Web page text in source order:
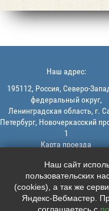
Наш адрес:
195112, Россия, Северо-
федеральный округ,
Ленинградская область, г.
Петербург, Новочеркасский
1
Карта проезда
Мы в соцсетях:
   
Наш сайт
пользовательских
(cookies), а так же
Яндекс-Вебмастер.